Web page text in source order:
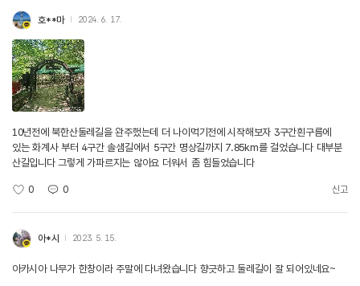
호**마 2024. 6. 17.
10년전에 북한산둘레길을 완주했는데 더 나이먹기전에 시작해보자 3구간흰구름에
있는 화계사 부터 4구간 솔샘길에서 5구간 명상길까지 7.85km를 걸었습니다 대부분
산길입니다 그렇게 가파르지는 않아요 더워서 좀 힘들었습니다
0 0 신고
아*시 2023. 5. 15.
아카시아 나무가 한창이라 주말에 다녀왔습니다 향긋하고 둘레길이 잘 되어있네요~